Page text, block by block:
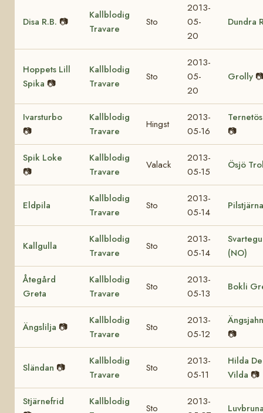
Disa R.B. 📷
Kallblodig
Travare
Sto
2013-
05-
20
Dundra
Hoppets Lill
Spika 📷
Kallblodig
Travare
Sto
2013-
05-
20
Grolly
Ivarsturbo
📷
Kallblodig
Travare
Hingst
2013-
05-16
📷
Spik Loke
📷
Kallblodig
Travare
Valack
2013-
05-15
Ösjö
Eldpila
Kallblodig
Travare
Sto
2013-
05-14
Pilstjärna
Kallgulla
Kallblodig
Travare
Sto
2013-
05-14
(NO)
Åtegård
Greta
Kallblodig
Travare
Sto
2013-
05-13
Bokli
Ängslilja 📷
Kallblodig
Travare
Sto
2013-
05-12
📷
Sländan 📷
Kallblodig
Travare
Sto
2013-
05-11
Hilda
Vilda 📷
Stjärnefrid
Kallblodig
Sto
2013-